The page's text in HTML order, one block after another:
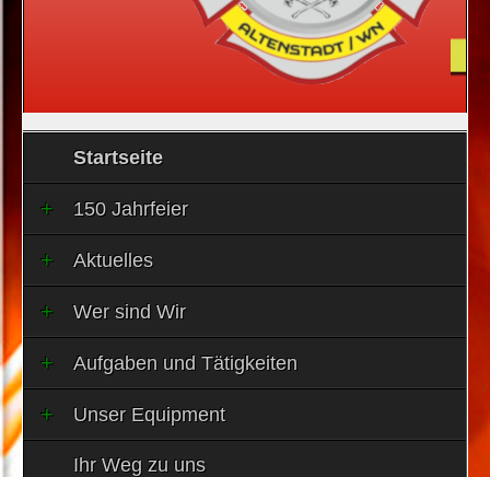
Startseite
150 Jahrfeier
Aktuelles
Wer sind Wir
Aufgaben und Tätigkeiten
Unser Equipment
Ihr Weg zu uns